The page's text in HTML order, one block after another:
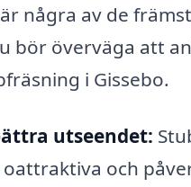
några av de
bör överväga att
i Gissebo.
utseendet:
och